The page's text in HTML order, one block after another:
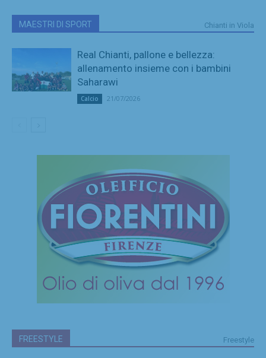
MAESTRI DI SPORT Chianti in Viola
Real Chianti, pallone e bellezza:
allenamento insieme con i bambini
Saharawi
Calcio 21/07/2026
FREESTYLE Freestyle